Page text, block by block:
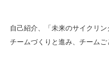
自己紹介、「未来のサイクリ
チームづくりと進み、チームご